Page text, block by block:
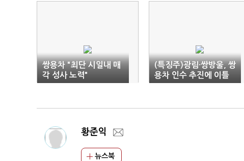
쌍용차 "최단 시일내 매
각 성사 노력"
(특징주)광림·쌍방울, 쌍
용차 인수 추진에 이틀
째 상한가
황준익
뉴스북